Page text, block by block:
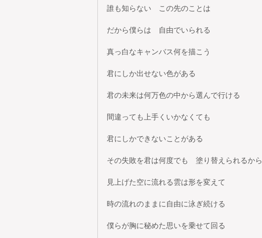
誰も知らない　この先のことは
だから僕らは　自由でいられる
真っ白なキャンバス何を描こう
君にしか出せない色がある
君の未来は何万色の中から選んで行ける
間違っても上手くいかなくても
君にしかできないことがある
その失敗を君は何度でも　塗り替えられるから
見上げた空に流れる雲は形を変えて
時の流れのままに自由に泳ぎ続ける
僕らが胸に秘めた思いを乗せて回る